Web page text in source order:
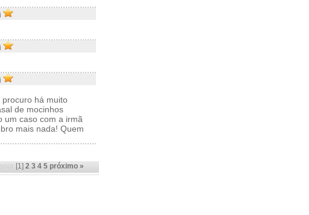
há muito
de mocinhos
um caso com a irmã
mais nada! Quem
[1] 2 3 4 5 próximo »